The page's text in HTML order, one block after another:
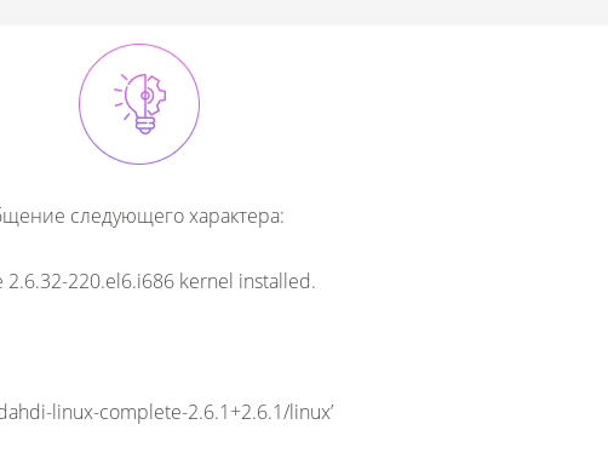
следующего характера:
220.el6.i686 kernel installed.
linux-complete-2.6.1+2.6.1/linux’